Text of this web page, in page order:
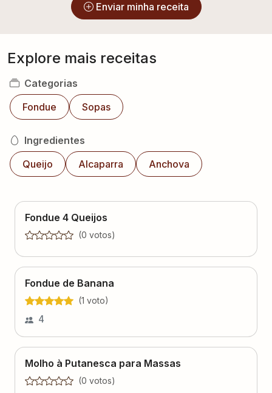
Enviar minha receita
Explore mais receitas
Categorias
Fondue
Sopas
Ingredientes
Queijo
Alcaparra Anchova
Fondue 4 Queijos
(0 votos)
Fondue de Banana
(1 voto)
4
Molho à Putanesca para Massas
(0 votos)